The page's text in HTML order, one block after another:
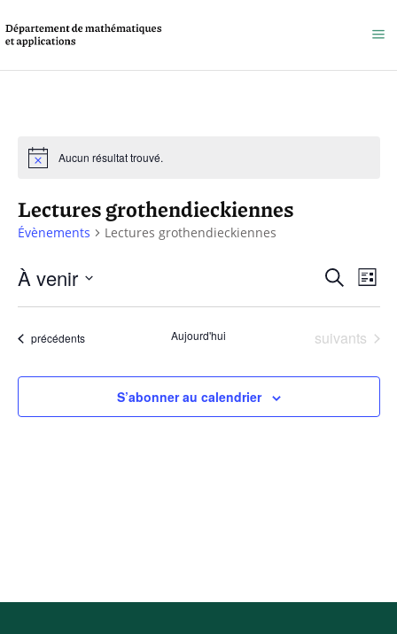
Aucun résultat trouvé.
Lectures grothendieckiennes
Évènements Lectures grothendieckiennes
et
de
Recherche
de
Liste
À venir
Sélectionnez
date.
Évènements
précédents Aujourd'hui Évènements
suivants
S’abonner au calendrier